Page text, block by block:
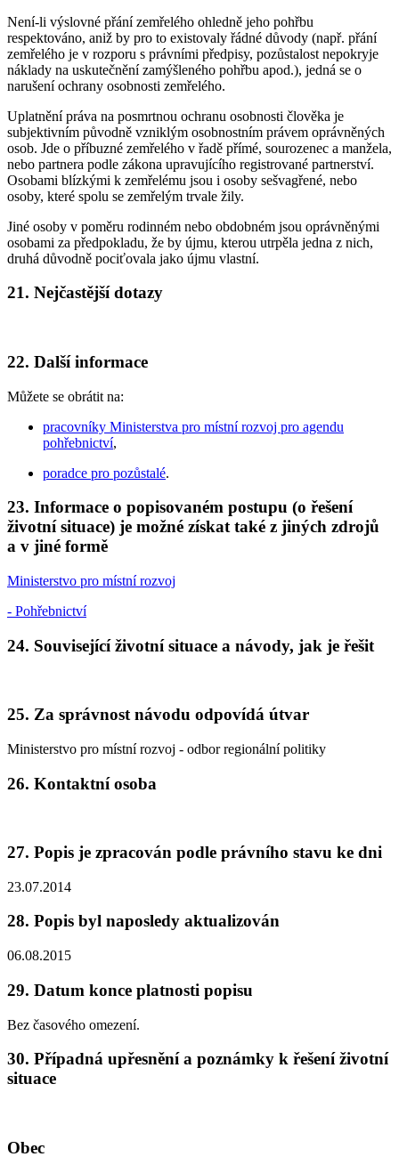
Není-li výslovné přání zemřelého ohledně jeho pohřbu
respektováno, aniž by pro to existovaly řádné důvody (např. přání
zemřelého je v rozporu s právními předpisy, pozůstalost nepokryje
náklady na uskutečnění zamýšleného pohřbu apod.), jedná se o
narušení ochrany osobnosti zemřelého.
Uplatnění práva na posmrtnou ochranu osobnosti člověka je
subjektivním původně vzniklým osobnostním právem oprávněných
osob. Jde o příbuzné zemřelého v řadě přímé, sourozenec a manžela,
nebo partnera podle zákona upravujícího registrované partnerství.
Osobami blízkými k zemřelému jsou i osoby sešvagřené, nebo
osoby, které spolu se zemřelým trvale žily.
Jiné osoby v poměru rodinném nebo obdobném jsou oprávněnými
osobami za předpokladu, že by újmu, kterou utrpěla jedna z nich,
druhá důvodně pociťovala jako újmu vlastní.
21. Nejčastější dotazy
22. Další informace
Můžete se obrátit na:
pracovníky Ministerstva pro místní rozvoj pro agendu
pohřebnictví,
poradce pro pozůstalé.
23. Informace o popisovaném postupu (o řešení
životní situace) je možné získat také z jiných zdrojů
a v jiné formě
Ministerstvo pro místní rozvoj
- Pohřebnictví
24. Související životní situace a návody, jak je řešit
25. Za správnost návodu odpovídá útvar
Ministerstvo pro místní rozvoj - odbor regionální politiky
26. Kontaktní osoba
27. Popis je zpracován podle právního stavu ke dni
23.07.2014
28. Popis byl naposledy aktualizován
06.08.2015
29. Datum konce platnosti popisu
Bez časového omezení.
30. Případná upřesnění a poznámky k řešení životní
situace
Obec